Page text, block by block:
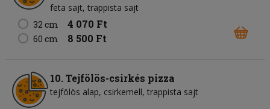
feta sajt trappista sajt
32 cm
4 070 Ft
60 cm 8 500 Ft
10. Tejfölös-csirkés pizza
tejfölös alap csirkemell trappista sajt